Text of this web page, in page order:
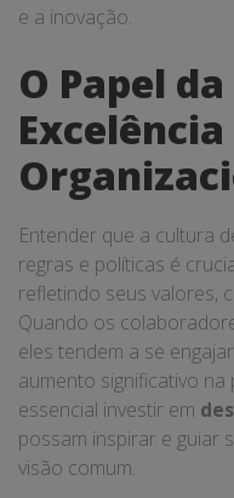
e a inovação.
O Papel
Excelência
Entender que a cultura
regras e políticas é
refletindo seus valores,
Quando os
eles tendem a se
aumento significativo na
essencial investir em
possam inspirar e guiar
visão comum.